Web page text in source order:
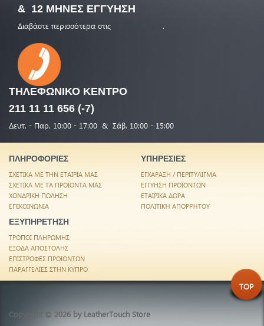
& 12 ΜΗΝΕΣ ΕΓΓΥΗΣΗ
Διαβάστε περισσότερα στις .
ΤΗΛΕΦΩΝΙΚΟ ΚΕΝΤΡΟ
211 11 11 656 (-7)
Δευτ. - Παρ. 10:00 - 17:00 & Σάβ. 10:00 - 15:00
ΠΛΗΡΟΦΟΡΙΕΣ
ΣΧΕΤΙΚΑ ΜΕ ΤΗΝ ΕΤΑΙΡΙΑ ΜΑΣ
ΣΧΕΤΙΚΑ ΜΕ ΤΑ ΠΡΟΪΟΝΤΑ ΜΑΣ
ΧΟΝΔΡΙΚΗ ΠΩΛΗΣΗ
ΕΠΙΚΟΙΝΩΝΙΑ
ΥΠΗΡΕΣΙΕΣ
ΕΓΧΑΡΑΞΗ / ΠΕΡΙΤΥΛΙΓΜΑ
ΕΓΓΥΗΣΗ ΠΡΟΪΟΝΤΩΝ
ΕΤΑΙΡΙΚΑ ΔΩΡΑ
ΠΟΛΙΤΙΚΉ ΑΠΟΡΡΉΤΟΥ
ΕΞΥΠΗΡΕΤΗΣΗ
ΤΡΟΠΟΙ ΠΛΗΡΩΜΗΣ
ΕΞΟΔΑ ΑΠΟΣΤΟΛΗΣ
ΕΠΙΣΤΡΟΦΕΣ ΠΡΟΙΟΝΤΩΝ
ΠΑΡΑΓΓΕΛΙΕΣ ΣΤΗΝ ΚΥΠΡΟ
Copyright © 2026 by LeatherTouch Store
TOP